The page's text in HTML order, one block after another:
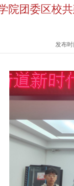
院团委区校
发布